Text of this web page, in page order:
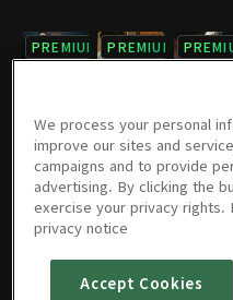
PREMIUM PREMIUM
PREMIUM
19회
12/26/2019 • 30분
PREMIUM
20회 21회
We process your personal
improve our sites and
campaigns and to provide
advertising. By clicking the
exercise your privacy rights.
privacy notice
Accept Cookies